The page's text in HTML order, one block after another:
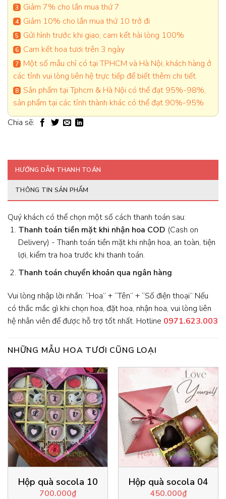
Giảm 7% cho lần mua thứ 7
Giảm 10% cho lần mua thứ 10 trở đi
Gửi hình trước khi giao, cam kết hài lòng 100%
Cam kết hoa tươi trên 3 ngày
Một số mẫu chỉ có tại TPHCM và Hà Nội, khách hàng ở
các tỉnh vui lòng liên hệ trực tiếp để biết thêm chi tiết.
Sản phẩm tại Tphcm & Hà Nội có thể đạt 95%-98%,
sản phẩm tại các tỉnh thành khác có thể đạt 90%-95%
Chia sẽ:
HƯỚNG DẪN THANH TOÁN
THÔNG TIN SẢN PHẨM
Quý khách có thể chọn một số cách thanh toán sau:
Thanh toán tiền mặt khi nhận hoa COD (Cash on
Delivery) - Thanh toán tiền mặt khi nhận hoa, an toàn, tiện
lợi, kiểm tra hoa trước khi thanh toán.
Thanh toán chuyển khoản qua ngân hàng
Vui lòng nhập lời nhắn: “Hoa” + “Tên” + “Số điện thoại” Nếu
có thắc mắc gì khi chọn hoa, đặt hoa, nhận hoa, vui lòng liên
hệ nhân viên để được hỗ trợ tốt nhất. Hotline 0971.623.003
NHỮNG MẪU HOA TƯƠI CŨNG LOẠI
Hộp quà socola 10
700.000₫
Hộp quà socola 04
450.000₫